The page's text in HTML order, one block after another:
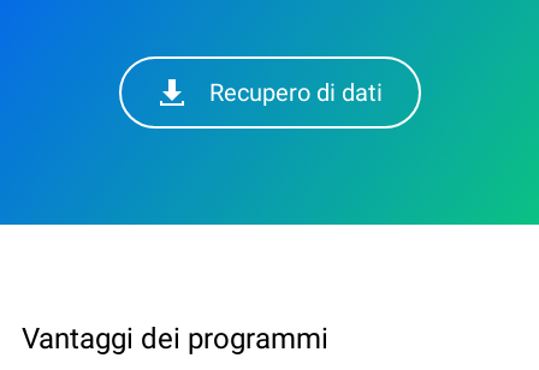
Recupero di dati
Vantaggi dei programmi